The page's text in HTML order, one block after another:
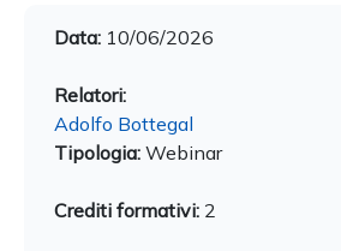
Data: 10/06/2026
Relatori:
Adolfo Bottegal
Tipologia: Webinar
Crediti formativi: 2